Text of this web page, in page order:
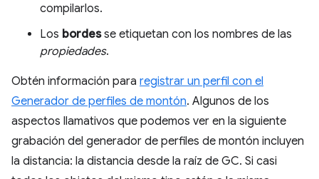
compilarlos.
Los bordesse etiquetan con los nombres de las
propiedades.
Obtén información para registrar un perfil con el
Generador de perfiles de montón. Algunos de los
aspectos llamativos que podemos ver en la siguiente
grabación del generador de perfiles de montón incluyen
la distancia: la distancia desde la raíz de GC. Si casi